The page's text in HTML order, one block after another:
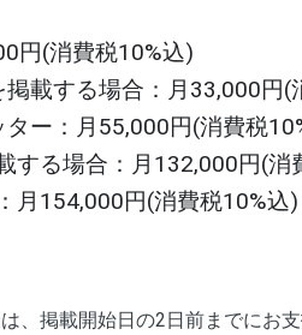
円(消費税10%込)
載する場合：月33,000円(
ー：月55,000円(消費税
する場合：月132,000円(消
月154,000円(消費税10%込)
、掲載開始日の2日前までにお支